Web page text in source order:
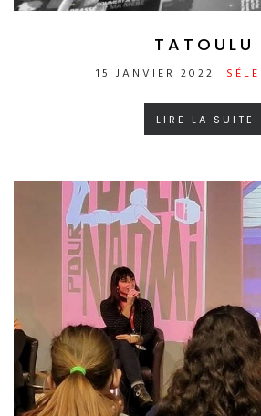
TATOULU
15 JANVIER 2022
LIRE LA SUITE